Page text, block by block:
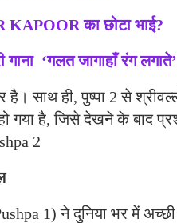
KAPOOR का छोटा भाई?
‘गलत जागाहाँ रंग
ही, पुष्पा 2 से
गया है, जिसे देखने के बाद
2
1) ने दुनिया भर में